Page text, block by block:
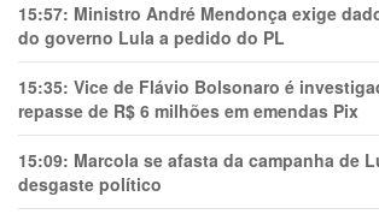
15:57: Ministro André Mendonça exige
do governo Lula a pedido do PL
15:35: Vice de Flávio Bolsonaro é
repasse de R$ 6 milhões em emendas Pix
15:09: Marcola se afasta da campanha de
desgaste político